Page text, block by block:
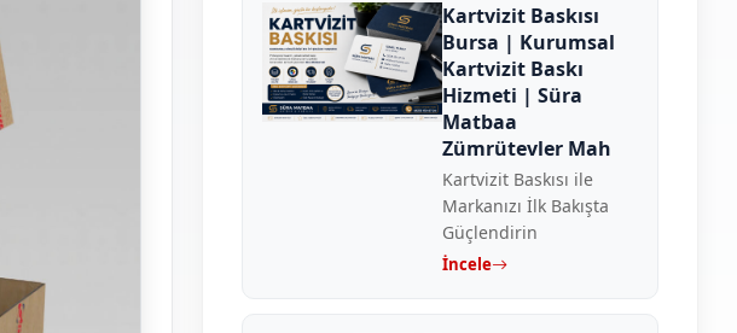
Kartvizit Baskısı
Bursa | Kurumsal
Kartvizit Baskı
Hizmeti | Süra
Matbaa
Zümrütevler Mah
Kartvizit Baskısı ile
Markanızı İlk Bakışta
Güçlendirin
İncele